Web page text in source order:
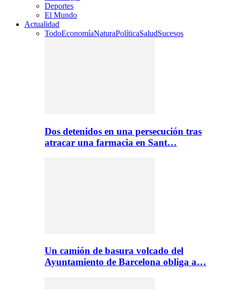
Deportes
El Mundo
Actualidad
TodoEconomíaNaturaPolíticaSaludSucesos
Dos detenidos en una persecución tras
atracar una farmacia en Sant…
Un camión de basura volcado del
Ayuntamiento de Barcelona obliga a…